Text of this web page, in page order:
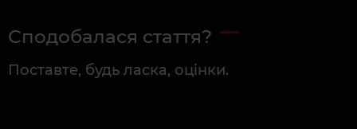
Сподобалася стаття?
Поставте, будь ласка, оцінки.